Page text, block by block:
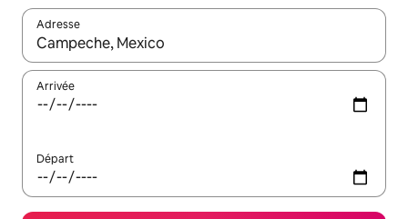
Adresse
Lorsque les résultats s'affichent, utilisez les flèches vers le
Arrivée
Départ